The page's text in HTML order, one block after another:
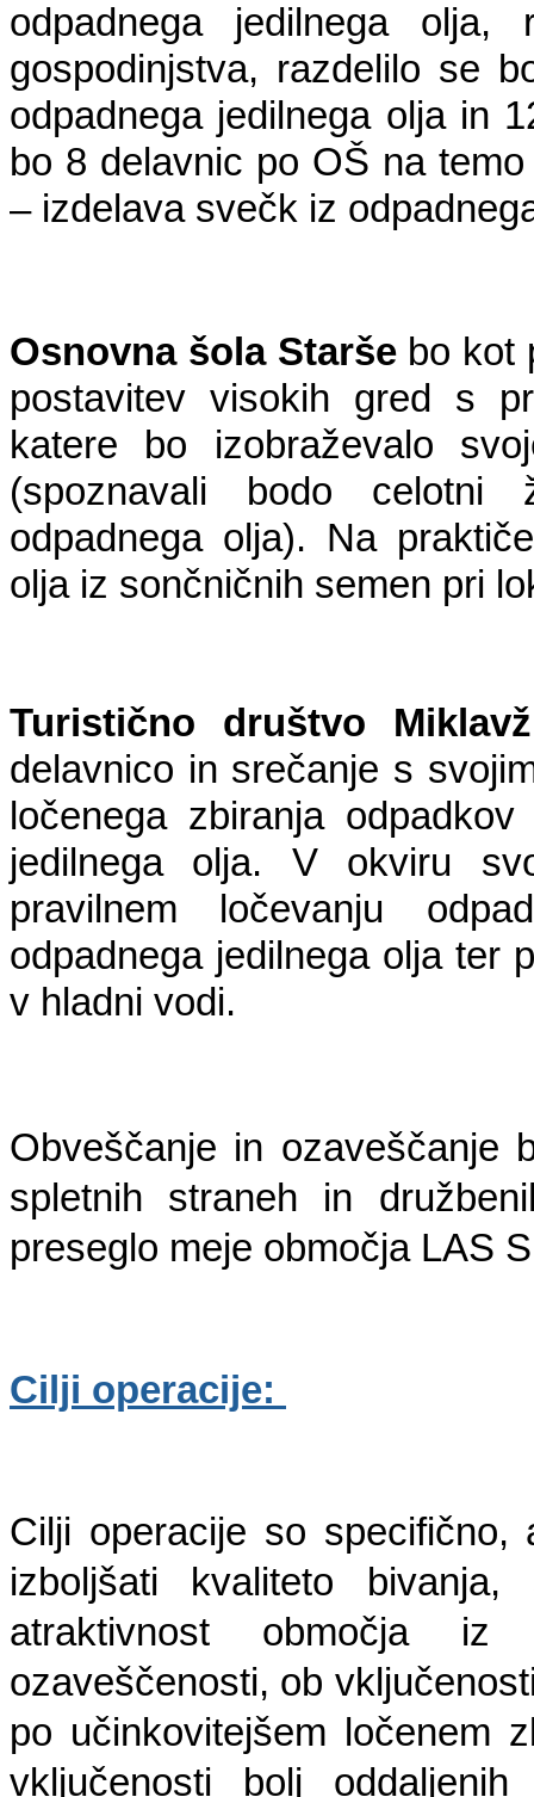
odpadnega jedilnega
gospodinjstva, razdelilo se
odpadnega jedilnega olja in
bo 8 delavnic po OŠ na
– izdelava svečk iz
Osnovna šola Starše bo kot
postavitev visokih gred s
katere bo izobraževalo
(spoznavali bodo
odpadnega olja). Na
olja iz sončničnih semen pri
Turistično društvo
delavnico in srečanje s
ločenega zbiranja
jedilnega olja. V okviru
pravilnem ločevanju
odpadnega jedilnega olja ter
v hladni vodi.
Obveščanje in ozaveščanje
spletnih straneh in
preseglo meje območja LAS
Cilji operacije:
Cilji operacije so specifično,
izboljšati kvaliteto
atraktivnost območja
ozaveščenosti, ob
po učinkovitejšem ločenem
vključenosti bolj